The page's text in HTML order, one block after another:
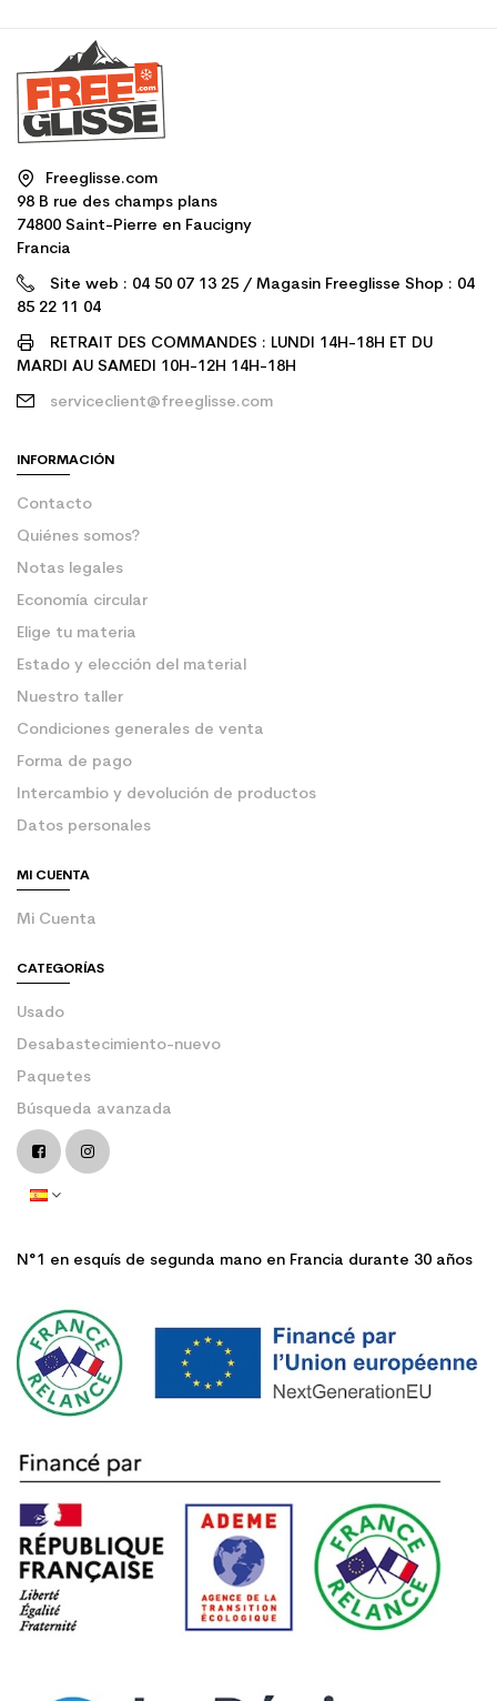
Freeglisse.com
98 B rue des champs plans
74800 Saint-Pierre en Faucigny
Francia
Site web : 04 50 07 13 25 / Magasin Freeglisse Shop : 04
85 22 11 04
RETRAIT DES COMMANDES : LUNDI 14H-18H ET DU
MARDI AU SAMEDI 10H-12H 14H-18H
serviceclient@freeglisse.com
INFORMACIÓN
Contacto
Quiénes somos?
Notas legales
Economía circular
Elige tu materia
Estado y elección del material
Nuestro taller
Condiciones generales de venta
Forma de pago
Intercambio y devolución de productos
Datos personales
MI CUENTA
Mi Cuenta
CATEGORÍAS
Usado
Desabastecimiento-nuevo
Paquetes
Búsqueda avanzada
N°1 en esquís de segunda mano en Francia durante 30 años